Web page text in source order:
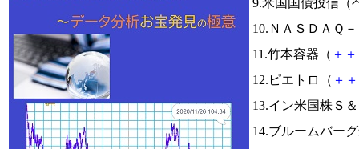
9.米国国債投信（
10.ＮＡＳＤＡＱ
11.竹本容器（ ＋ ＋
12.ピエトロ（ ＋ ＋
13.イン米国株Ｓ
14.ブルームバー